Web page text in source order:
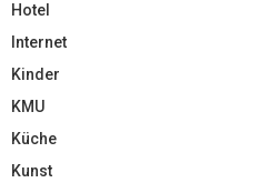
Hotel
Internet
Kinder
KMU
Küche
Kunst